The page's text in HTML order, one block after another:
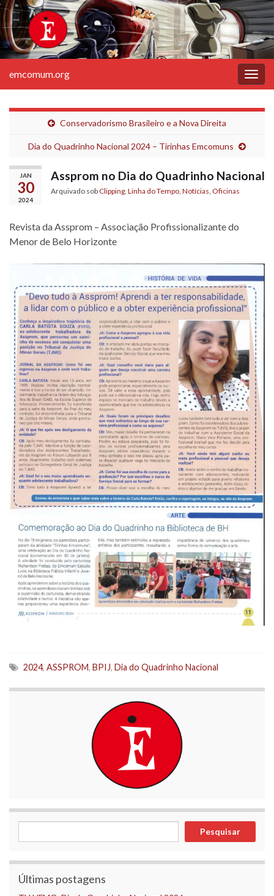
emcomum.org
Conservadorismo Brasileiro e a Nova Direita
Dia do Quadrinho Nacional 2024 – Tirinhas Emcomuns
JAN
30
2024
Assprom no Dia do Quadrinho Nacional
Arquivado sob Clipping Linha do Tempo Notícias Oficinas
Revista da Assprom – Associação Profissionalizante do
Menor de Belo Horizonte
2024, ASSPROM, BPIJ, Dia do Quadrinho Nacional
Pesquisar
Últimas postagens